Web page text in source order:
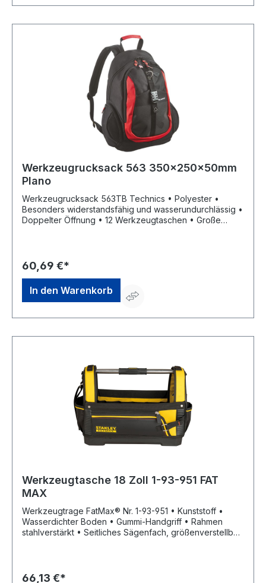
Werkzeugrucksack 563 350x250x50mm
Plano
Werkzeugrucksack 563TB Technics • Polyester •
Besonders widerstandsfähig und wasserundurchlässig •
Doppelter Öffnung • 12 Werkzeugtaschen • Große
für Elektrowerkzeuge wie Bohrer oder Tablets
(Gepolsterte Tasche)
60,69 €*
In den Warenkorb
Werkzeugtasche 18 Zoll 1-93-951 FAT
MAX
Werkzeugtrage FatMax® Nr. 1-93-951 • Kunststoff •
Wasserdichter Boden • Gummi-Handgriff • Rahmen
stahlverstärkt • Seitliches Sägenfach, größenverstellbar;
66,13 €*